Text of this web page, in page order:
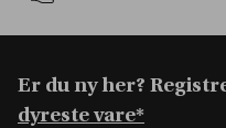
Er du ny her?
dyreste vare*